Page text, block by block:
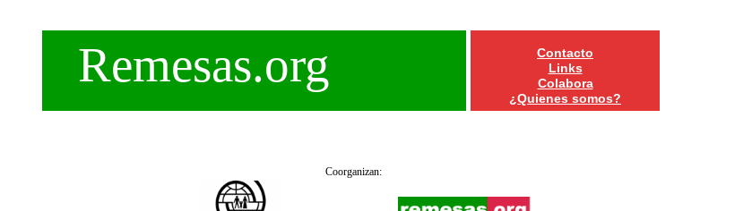
Remesas.org
Contacto
Links
Colabora
¿Quienes somos?
Coorganizan: